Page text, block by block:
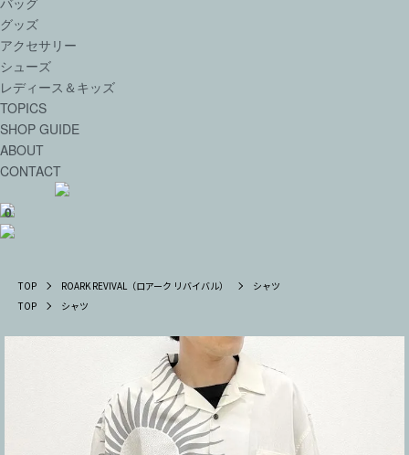
グッズ
アクセサリー
シューズ
レディース＆キッズ
TOPICS
SHOP GUIDE
ABOUT
CONTACT
0
TOP ROARK REVIVAL（ロアーク リバイバル）
シャツ
TOP
シャツ